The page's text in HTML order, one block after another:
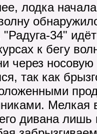
лодка
"Радуга-34"
к бегу
через
так как
Мелкая
дивана